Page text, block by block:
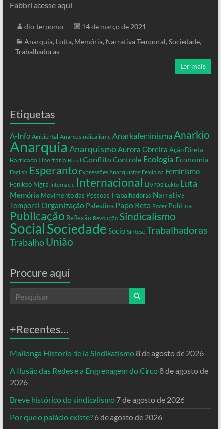
Fabbri acesse aqui
dio-terpomo
14 de março de 2021
Anarquia, Lotta, Memória, Narrativa Temporal, Sociedade,
Trabalhadoras
Ler mais
Etiquetas
A-Info Ambiental Anarcosindicalismo Anarkafeminisma Anarkio
Anarquia AnarquismoAurora Obreira Ação Direta
Barricada Libertária Brasil ConflitoControle Ecologia Economia
English Esperanto Expressões Anarquistas Feminina Feminismo
Fenikso Nigra Internacio Internacional Livros Lukto Luta
Memória Movimento das Pessoas Trabalhadoras Narrativa
Temporal Organização Palestina Papo Reto Poder Política
Publicação Reflexão Revolução Sindicalismo
SocialSociedade Socio Síntese Trabalhadoras
Trabalho União
Procure aqui
+Recentes…
Mallonga Historio de la Sindikatismo8 de agosto de 2026
A Ilusão das Redes e a Engrenagem do Circo8 de agosto de
2026
Breve histórico do sindicalismo 7 de agosto de 2026
Por que o palácio existe? 6 de agosto de 2026